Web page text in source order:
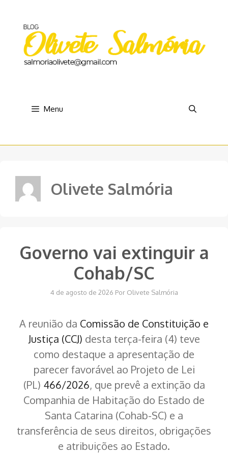
conteúdo
Menu
Olivete Salmória
Governo vai extinguir a
Cohab/SC
4 de agosto de 2026 Por Olivete Salmória
A reunião da Comissão de Constituição e
Justiça (CCJ) desta terça-feira (4) teve
como destaque a apresentação de
parecer favorável ao Projeto de Lei
(PL) 466/2026, que prevê a extinção da
Companhia de Habitação do Estado de
Santa Catarina (Cohab-SC) e a
transferência de seus direitos, obrigações
e atribuições ao Estado.